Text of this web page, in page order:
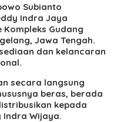
Subianto
Indra Jaya
Gudang
Jawa Tengah.
dan kelancaran
secara langsung
beras, berada
kepada
Indra Wijaya.